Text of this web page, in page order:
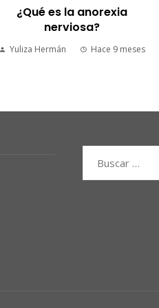
¿Qué es la anorexia
nerviosa?
Yuliza Hermán Hace 9 meses